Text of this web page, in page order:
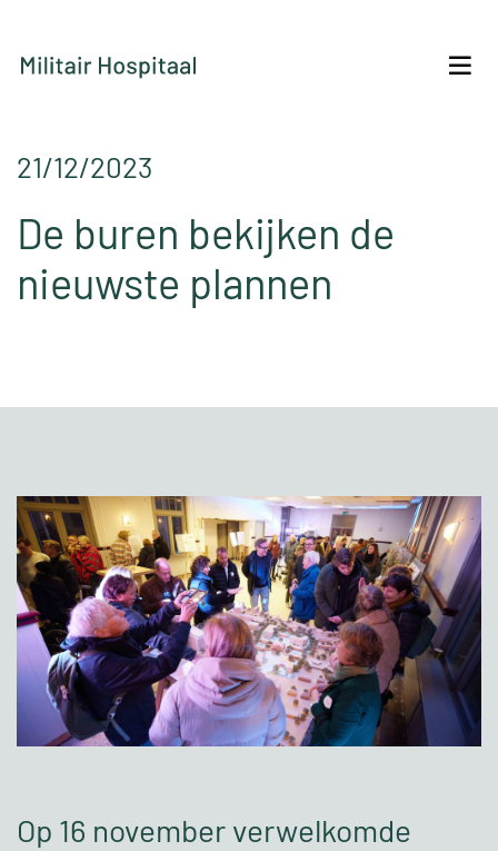
21/12/2023
De buren bekijken de
nieuwste plannen
Op 16 november verwelkomde